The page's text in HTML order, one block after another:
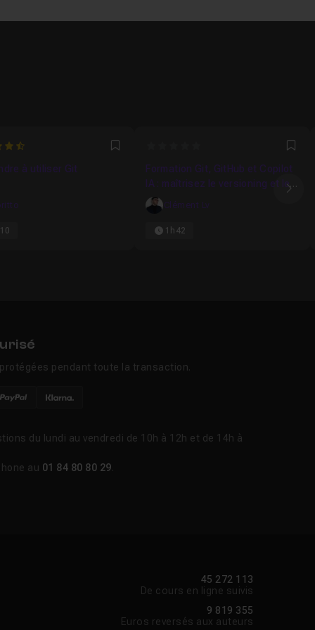
Favori
à utiliser Git
Formation Git, GitHub et Copilot
IA : maîtrisez le versioning et le
code assisté
Clément Lv
1h42
pendant toute la transaction.
du lundi au vendredi de 10h à 12h et de 14h à
au 01 84 80 80 29.
45 272 113
De cours en ligne suivis
9 819 355
Euros reversés aux auteurs